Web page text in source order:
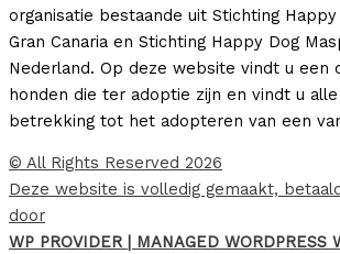
organisatie bestaande uit Stichting
Gran Canaria en Stichting Happy Dog
Nederland. Op deze website vindt u een
honden die ter adoptie zijn en vindt u
betrekking tot het adopteren van een
© All Rights Reserved 2026
Deze website is volledig gemaakt,
door
WP PROVIDER | MANAGED WORDPRESS